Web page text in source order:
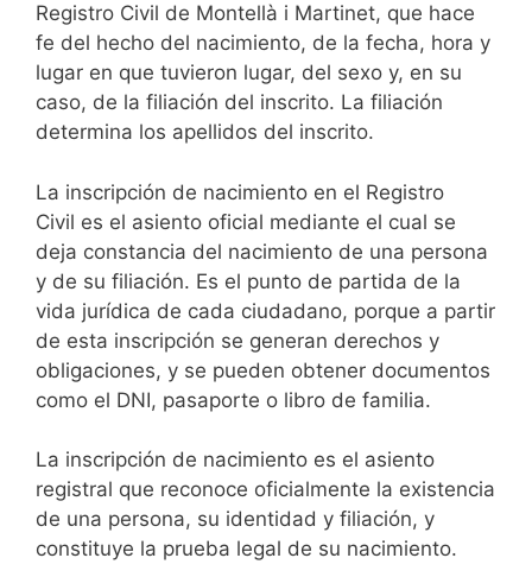
Registro Civil de Montellà i Martinet, que hace
fe del hecho del nacimiento, de la fecha, hora y
lugar en que tuvieron lugar, del sexo y, en su
caso, de la filiación del inscrito. La filiación
determina los apellidos del inscrito.
La inscripción de nacimiento en el Registro
Civil es el asiento oficial mediante el cual se
deja constancia del nacimiento de una persona
y de su filiación. Es el punto de partida de la
vida jurídica de cada ciudadano, porque a partir
de esta inscripción se generan derechos y
obligaciones, y se pueden obtener documentos
como el DNI, pasaporte o libro de familia.
La inscripción de nacimiento es el asiento
registral que reconoce oficialmente la existencia
de una persona, su identidad y filiación, y
constituye la prueba legal de su nacimiento.